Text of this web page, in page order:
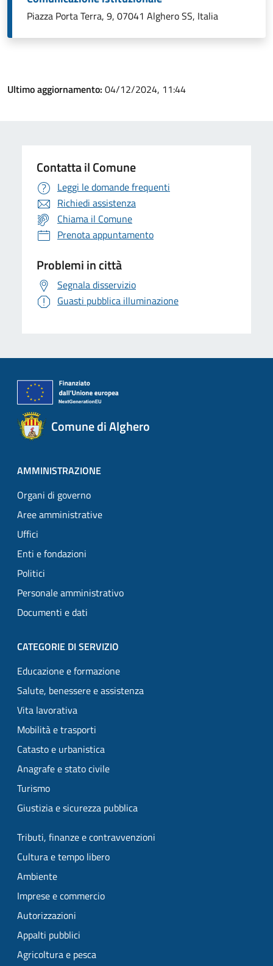
Piazza Porta Terra, 9, 07041 Alghero SS, Italia
Ultimo aggiornamento: 04/12/2024, 11:44
Contatta il Comune
Leggi le domande frequenti
Richiedi assistenza
Chiama il Comune
Prenota appuntamento
Problemi in città
Segnala disservizio
Guasti pubblica illuminazione
Comune di Alghero
AMMINISTRAZIONE
Organi di governo
Aree amministrative
Uffici
Enti e fondazioni
Politici
Personale amministrativo
Documenti e dati
CATEGORIE DI SERVIZIO
Educazione e formazione
Salute, benessere e assistenza
Vita lavorativa
Mobilità e trasporti
Catasto e urbanistica
Anagrafe e stato civile
Turismo
Giustizia e sicurezza pubblica
Tributi, finanze e contravvenzioni
Cultura e tempo libero
Ambiente
Imprese e commercio
Autorizzazioni
Appalti pubblici
Agricoltura e pesca